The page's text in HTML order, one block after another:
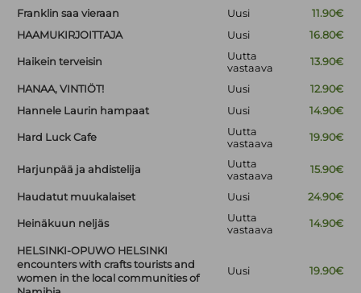
Franklin saa vieraan Uusi
11.90€
HAAMUKIRJOITTAJA
Uusi 16.80€
Haikein terveisin
Uutta
vastaava
13.90€
HANAA, VINTIÖT! Uusi
12.90€
Hannele Laurin hampaat
Uusi 14.90€
Hard Luck Cafe
Uutta
vastaava
19.90€
Harjunpää ja ahdistelija
Uutta
vastaava
15.90€
Haudatut muukalaiset Uusi 24.90€
Heinäkuun neljäs
Uutta
vastaava
14.90€
HELSINKI-OPUWO HELSINKI
encounters with crafts tourists and
women in the local communities of
Uusi 19.90€